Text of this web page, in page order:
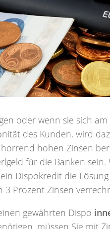
oder wenn sie sich
des Kunden, wird
hohen Zinsen
für die Banken sein.
Dispokredit die
Prozent Zinsen
gewährten Dispo